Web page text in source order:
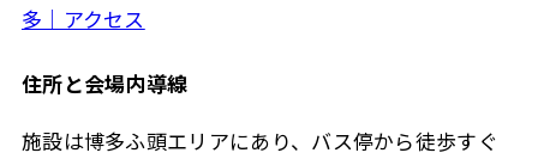
多｜アクセス
住所と会場内導線
施設は博多ふ頭エリアにあり、バス停から徒歩すぐ